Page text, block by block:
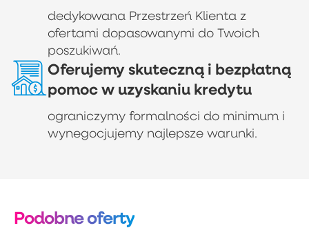
dedykowana Przestrzeń Klienta z
ofertami dopasowanymi do Twoich
poszukiwań.
Oferujemy skuteczną i bezpłatną
pomoc w uzyskaniu kredytu
ograniczymy formalności do minimum i
wynegocjujemy najlepsze warunki.
Podobne oferty